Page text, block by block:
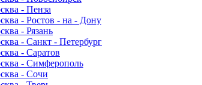
- Пенза
- Ростов - на - Дону
- Рязань
- Санкт - Петербург
- Саратов
- Симферополь
- Сочи